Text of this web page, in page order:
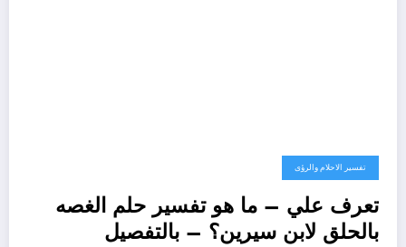
تفسير الاحلام والرؤى
تعرف علي – ما هو تفسير حلم الغصه
بالحلق لابن سيرين؟ – بالتفصيل